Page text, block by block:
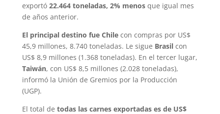
exportó 22.464 toneladas, 2% menosque igual mes
de años anterior.
El principal destino fue Chilecon compras por US$
45,9 millones, 8.740 toneladas. Le sigue Brasilcon
US$ 8,9 millones (1.368 toneladas). En el tercer lugar,
Taiwán, con US$ 8,5 millones (2.028 toneladas),
informó la Unión de Gremios por la Producción
(UGP).
El total de todas las carnes exportadas es de US$